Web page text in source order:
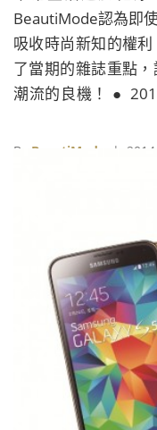
BeautiMode認為即
吸收時尚新知的權
了當期的雜誌重點
潮流的良機！ ●
至一度進軍好萊塢，
角色，不過觀眾似
身影，直到《來自
一個面貌，一個有
女人，與外星人都
By BeautiMode |